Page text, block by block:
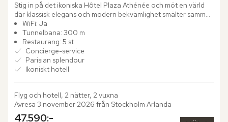
Stig in på det ikoniska Hôtel Plaza Athénée och möt en värld
där klassisk elegans och modern bekvämlighet smälter samman
i en harmonisk helhet. Sedan 1913 har hotellet varit känt...
WiFi: Ja
Tunnelbana: 300 m
Restaurang: 5 st
Concierge-service
Parisian splendour
Ikoniskt hotell
Flyg och hotell, 2 nätter, 2 vuxna
Avresa 3 november 2026 från Stockholm Arlanda
47.590:-